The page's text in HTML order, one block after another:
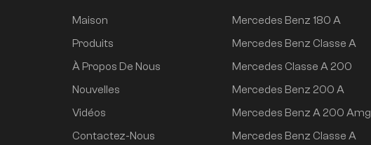
Mi SU7 2024, version
portée à propulsion
super longue durée
Maison
Produits
À Propos De Nous
Nouvelles
Vidéos
Contactez-Nous
Mercedes Benz 180 A
Mercedes Benz Classe A
Mercedes Classe A 200
Mercedes Benz 200 A
Mercedes Benz A 200 Amg
Mercedes Benz Classe A